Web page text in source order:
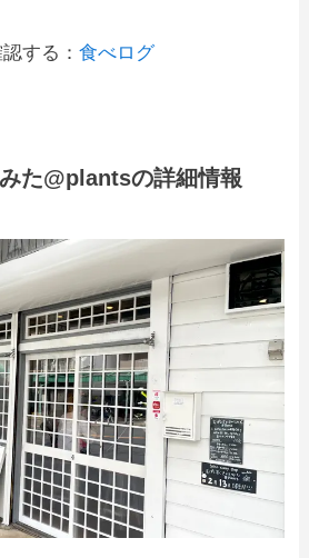
する：食べログ
た@plantsの詳細情報